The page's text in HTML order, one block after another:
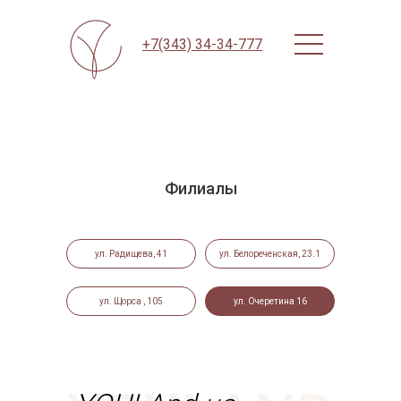
+7(343) 34-34-777
ул. Щорса , 105
ул. Радищева, 41 ул. Белореченская, 23.1
ул. Очеретина 16
Филиалы